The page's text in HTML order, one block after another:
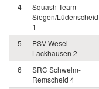
4
Squash-Team
Siegen/Lüdenscheid
1
5
PSV Wesel-
Lackhausen 2
6
SRC Schwelm-
Remscheid 4